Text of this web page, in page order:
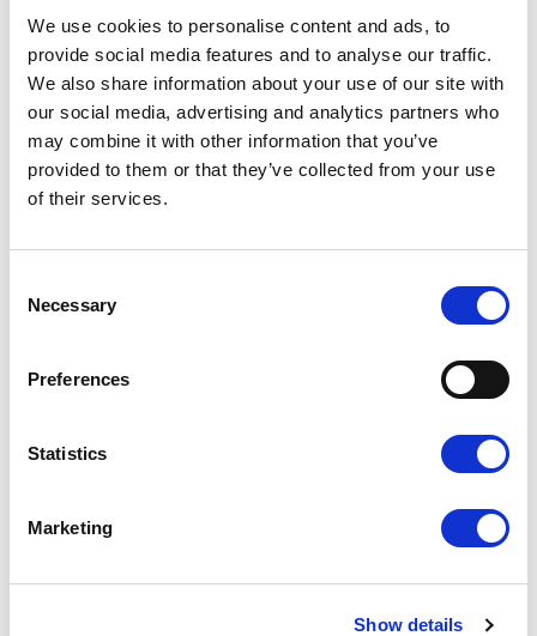
We use cookies to personalise content and ads, to
provide social media features and to analyse our traffic.
We also share information about your use of our site with
our social media, advertising and analytics partners who
may combine it with other information that you’ve
provided to them or that they’ve collected from your use
of their services.
Selection
Necessary
Preferences
Statistics
Marketing
Show details
Dopasuj wykończenie do
swojego projektu
Możesz dobrać do projektu matowe lub błyszczące
wykończenie — każde z nich inaczej podkreśla kolory i